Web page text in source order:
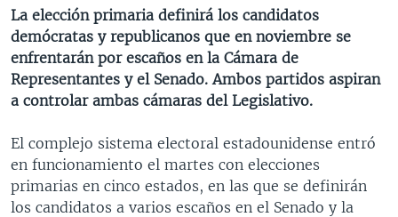
LAS CLAVES
PANORAMA
BUENOS DÍAS AMÉRICA
ESTADOS UNIDOS AL DÍA
EL MUNDO AL DÍA [RADIO]
FORO [RADIO]
DEPORTIVO INTERNACIONAL
NOTA ECONÓMICA
ENTRETENIMIENTO
Learning English
SÍGANOS
Idiomas
La elección primaria definirá los candidatos
demócratas y republicanos que en noviembre se
enfrentarán por escaños en la Cámara de
Representantes y el Senado. Ambos partidos aspiran
a controlar ambas cámaras del Legislativo.
El complejo sistema electoral estadounidense entró
en funcionamiento el martes con elecciones
primarias en cinco estados, en las que se definirán
los candidatos a varios escaños en el Senado y la